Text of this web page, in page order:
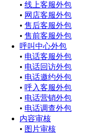
• 线上客服外包
• 网店客服外包
• 售后客服外包
• 售前客服外包
呼叫中心外包
• 电话客服外包
• 电话回访外包
• 电话邀约外包
• 呼入客服外包
• 电话营销外包
• 电话调查外包
内容审核
• 图片审核